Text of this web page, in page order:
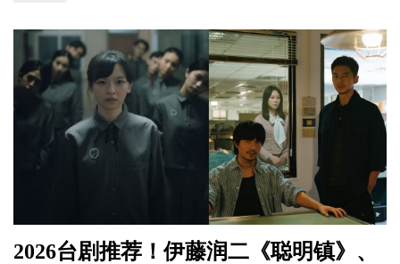
2026台剧推荐！伊藤润二《聪明镇》、